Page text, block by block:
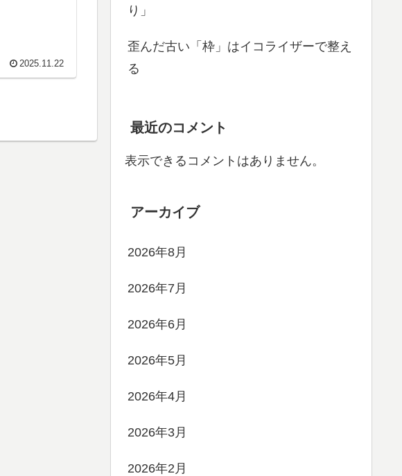
2025.11.22
り」
歪んだ古い「枠」はイコライザーで整え
る
最近のコメント
表示できるコメントはありません。
アーカイブ
2026年8月
2026年7月
2026年6月
2026年5月
2026年4月
2026年3月
2026年2月